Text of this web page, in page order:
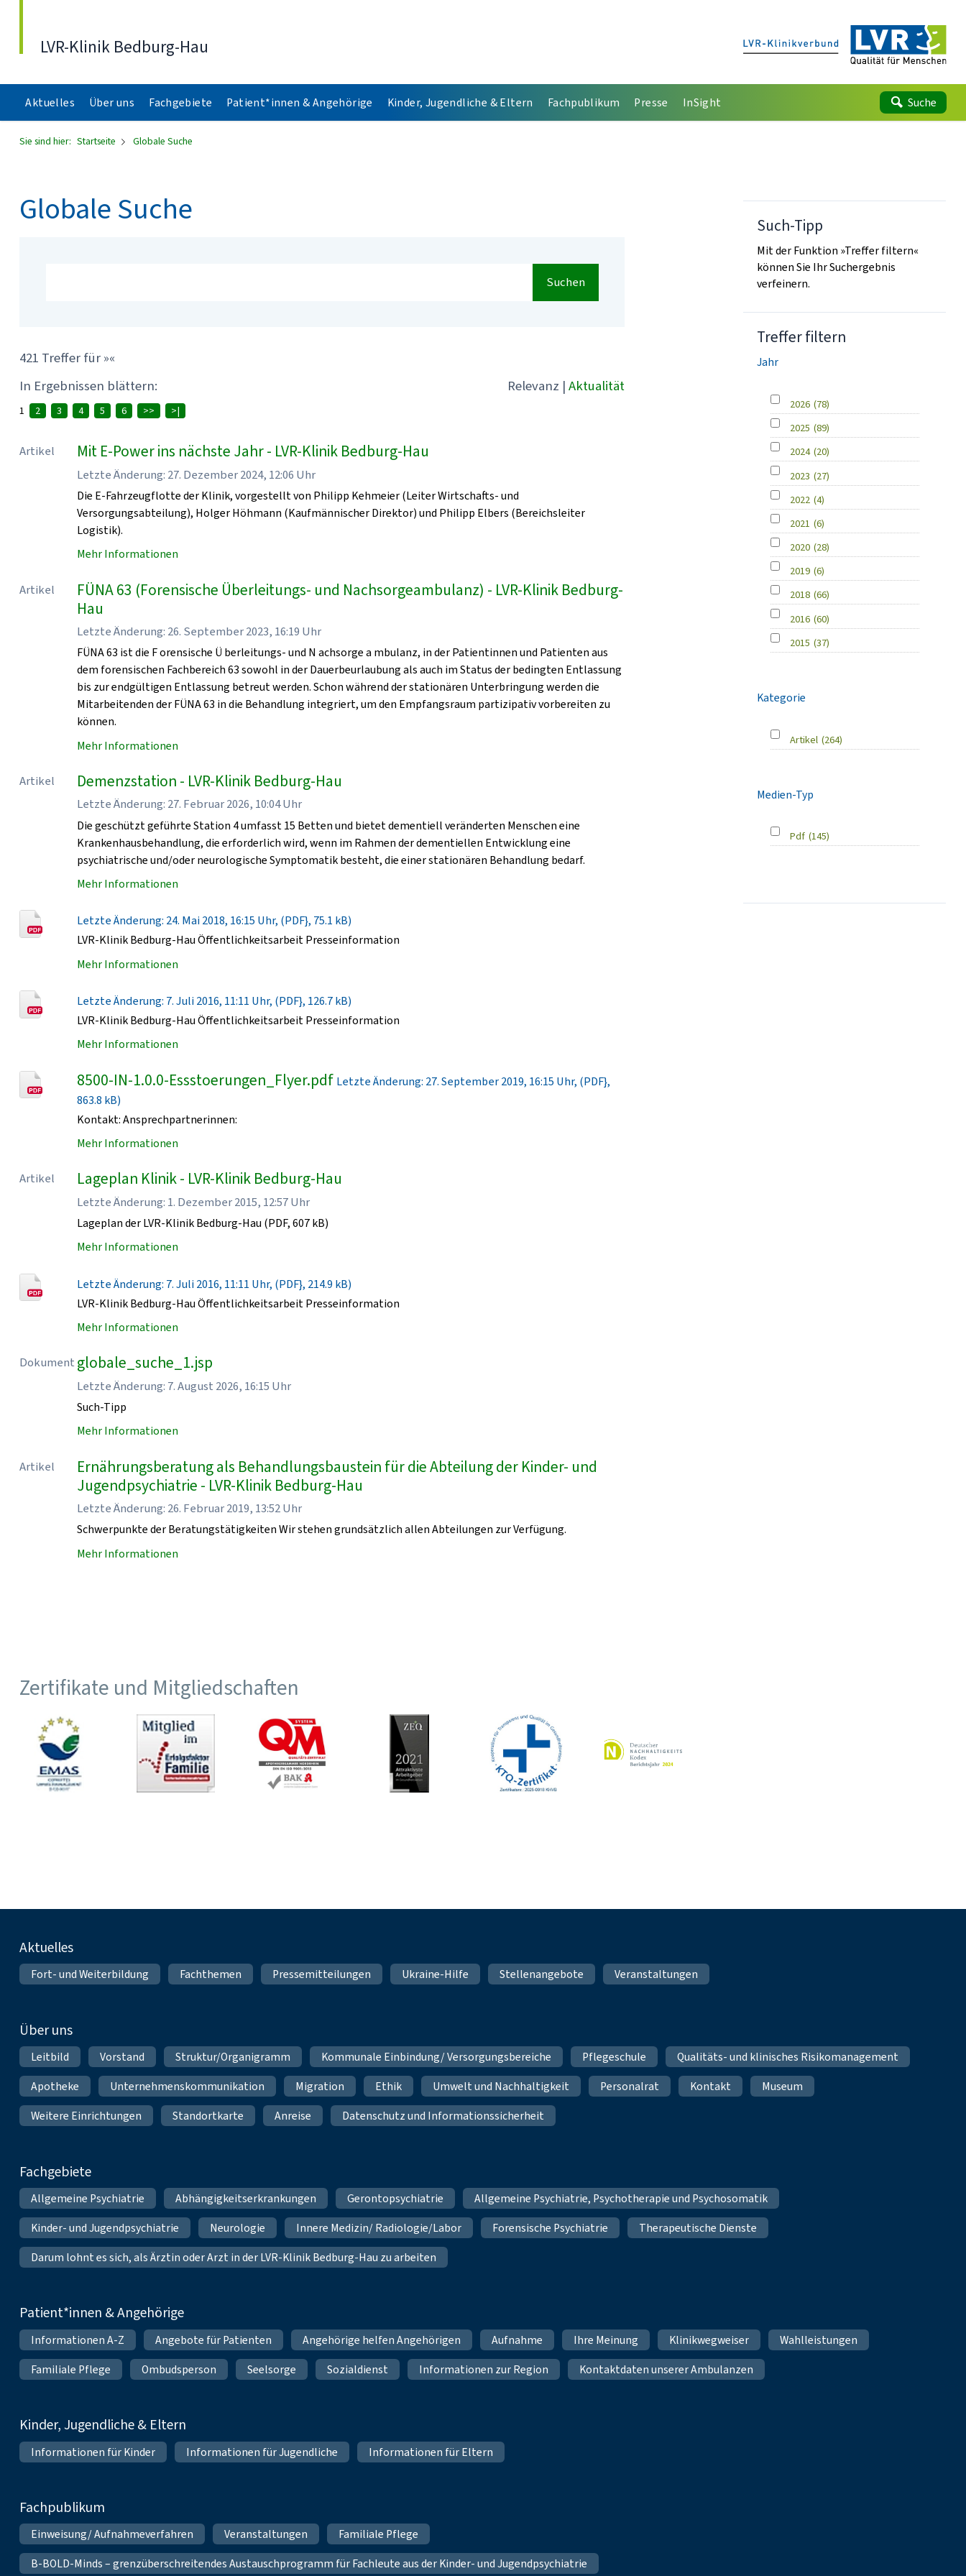
LVR-Klinik Bedburg-Hau
Aktuelles Über uns Fachgebiete Patient*innen & Angehörige Kinder, Jugendliche & Eltern Fachpublikum Presse InSight Suche
Sie sind hier: Startseite Globale Suche
Globale Suche
Suchen
421 Treffer für »«
In Ergebnissen blättern:
Relevanz | Aktualität
1 2 3 4 5 6 >> >|
Artikel Mit E-Power ins nächste Jahr - LVR-Klinik Bedburg-Hau
Letzte Änderung: 27. Dezember 2024, 12:06 Uhr
Die E-Fahrzeugflotte der Klinik, vorgestellt von Philipp Kehmeier (Leiter Wirtschafts- und
Versorgungsabteilung), Holger Höhmann (Kaufmännischer Direktor) und Philipp Elbers (Bereichsleiter
Logistik).
Mehr Informationen
Artikel
FÜNA 63 (Forensische Überleitungs- und Nachsorgeambulanz) - LVR-Klinik Bedburg-
Hau
Letzte Änderung: 26. September 2023, 16:19 Uhr
FÜNA 63 ist die F orensische Ü berleitungs- und N achsorge a mbulanz, in der Patientinnen und Patienten aus
dem forensischen Fachbereich 63 sowohl in der Dauerbeurlaubung als auch im Status der bedingten Entlassung
bis zur endgültigen Entlassung betreut werden. Schon während der stationären Unterbringung werden die
Mitarbeitenden der FÜNA 63 in die Behandlung integriert, um den Empfangsraum partizipativ vorbereiten zu
können.
Mehr Informationen
Artikel Demenzstation - LVR-Klinik Bedburg-Hau
Letzte Änderung: 27. Februar 2026, 10:04 Uhr
Die geschützt geführte Station 4 umfasst 15 Betten und bietet dementiell veränderten Menschen eine
Krankenhausbehandlung, die erforderlich wird, wenn im Rahmen der dementiellen Entwicklung eine
psychiatrische und/oder neurologische Symptomatik besteht, die einer stationären Behandlung bedarf.
Mehr Informationen
Letzte Änderung: 24. Mai 2018, 16:15 Uhr, (PDF}, 75.1 kB)
LVR-Klinik Bedburg-Hau Öffentlichkeitsarbeit Presseinformation
Mehr Informationen
Letzte Änderung: 7. Juli 2016, 11:11 Uhr, (PDF}, 126.7 kB)
LVR-Klinik Bedburg-Hau Öffentlichkeitsarbeit Presseinformation
Mehr Informationen
8500-IN-1.0.0-Essstoerungen_Flyer.pdf Letzte Änderung: 27. September 2019, 16:15 Uhr, (PDF},
863.8 kB)
Kontakt: Ansprechpartnerinnen:
Mehr Informationen
Artikel Lageplan Klinik - LVR-Klinik Bedburg-Hau
Letzte Änderung: 1. Dezember 2015, 12:57 Uhr
Lageplan der LVR-Klinik Bedburg-Hau (PDF, 607 kB)
Mehr Informationen
Letzte Änderung: 7. Juli 2016, 11:11 Uhr, (PDF}, 214.9 kB)
LVR-Klinik Bedburg-Hau Öffentlichkeitsarbeit Presseinformation
Mehr Informationen
Dokument globale_suche_1.jsp
Letzte Änderung: 7. August 2026, 16:15 Uhr
Such-Tipp
Mehr Informationen
Artikel
Ernährungsberatung als Behandlungsbaustein für die Abteilung der Kinder- und
Jugendpsychiatrie - LVR-Klinik Bedburg-Hau
Letzte Änderung: 26. Februar 2019, 13:52 Uhr
Schwerpunkte der Beratungstätigkeiten Wir stehen grundsätzlich allen Abteilungen zur Verfügung.
Mehr Informationen
Such-Tipp
Mit der Funktion »Treffer filtern«
können Sie Ihr Suchergebnis
verfeinern.
Treffer filtern
Jahr
2026 (78)
2025 (89)
2024 (20)
2023 (27)
2022 (4)
2021 (6)
2020 (28)
2019 (6)
2018 (66)
2016 (60)
2015 (37)
Kategorie
Artikel (264)
Medien-Typ
Pdf (145)
Zertifikate und Mitgliedschaften
Fußnavigation
Aktuelles
Fort- und Weiterbildung Fachthemen Pressemitteilungen Ukraine-Hilfe Stellenangebote Veranstaltungen
Über uns
Leitbild Vorstand Struktur/Organigramm Kommunale Einbindung/ Versorgungsbereiche Pflegeschule
Qualitäts- und klinisches Risikomanagement
Apotheke
Unternehmenskommunikation Migration Ethik Umwelt und Nachhaltigkeit Personalrat Kontakt
Museum
Weitere Einrichtungen
Standortkarte Anreise Datenschutz und Informationssicherheit
Fachgebiete
Allgemeine Psychiatrie Abhängigkeitserkrankungen Gerontopsychiatrie
Allgemeine Psychiatrie, Psychotherapie und Psychosomatik
Kinder- und Jugendpsychiatrie
Neurologie Innere Medizin/ Radiologie/Labor Forensische Psychiatrie
Therapeutische Dienste
Darum lohnt es sich, als Ärztin oder Arzt in der LVR-Klinik Bedburg-Hau zu arbeiten
Patient*innen & Angehörige
Informationen A-Z Angebote für Patienten Angehörige helfen Angehörigen Aufnahme Ihre Meinung Klinikwegweiser
Wahlleistungen
Familiale Pflege
Ombudsperson Seelsorge Sozialdienst Informationen zur Region Kontaktdaten unserer Ambulanzen
Kinder, Jugendliche & Eltern
Informationen für Kinder Informationen für Jugendliche Informationen für Eltern
Fachpublikum
Einweisung/ Aufnahmeverfahren Veranstaltungen
Familiale Pflege
B-BOLD-Minds – grenzüberschreitendes Austauschprogramm für Fachleute aus der Kinder- und Jugendpsychiatrie